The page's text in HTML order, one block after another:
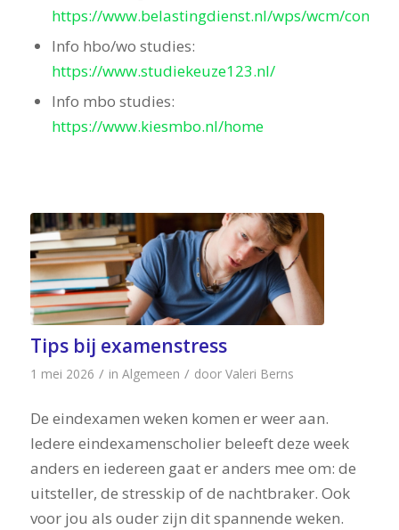
https://www.belastingdienst.nl/wps/wcm/
Info hbo/wo studies:
https://www.studiekeuze123.nl/
Info mbo studies:
https://www.kiesmbo.nl/home
Tips bij examenstress
1 mei 2026 / in Algemeen / door Valeri Berns
De eindexamen weken komen er weer aan.
Iedere eindexamenscholier beleeft deze week
anders en iedereen gaat er anders mee om: de
uitsteller, de stresskip of de nachtbraker. Ook
voor jou als ouder zijn dit spannende weken.